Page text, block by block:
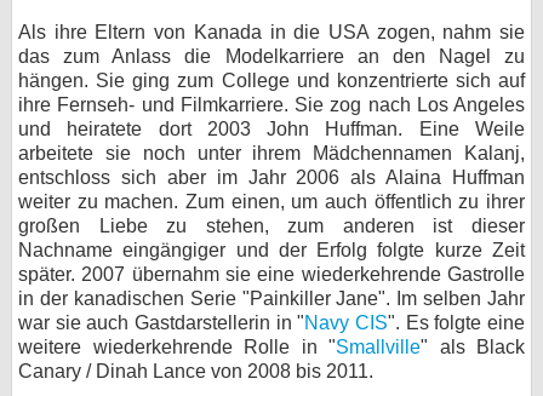
Als ihre Eltern von Kanada in die USA zogen, nahm sie
das zum Anlass die Modelkarriere an den Nagel zu
hängen. Sie ging zum College und konzentrierte sich auf
ihre Fernseh- und Filmkarriere. Sie zog nach Los Angeles
und heiratete dort 2003 John Huffman. Eine Weile
arbeitete sie noch unter ihrem Mädchennamen Kalanj,
entschloss sich aber im Jahr 2006 als Alaina Huffman
weiter zu machen. Zum einen, um auch öffentlich zu ihrer
großen Liebe zu stehen, zum anderen ist dieser
Nachname eingängiger und der Erfolg folgte kurze Zeit
später. 2007 übernahm sie eine wiederkehrende Gastrolle
in der kanadischen Serie "Painkiller Jane". Im selben Jahr
war sie auch Gastdarstellerin in "Navy CIS". Es folgte eine
weitere wiederkehrende Rolle in "Smallville" als Black
Canary / Dinah Lance von 2008 bis 2011.
Nutzungsbedingungen
Datenschutz
Cookie-Einstellungen
Impressum
Desktop-Ansicht
myFanbase